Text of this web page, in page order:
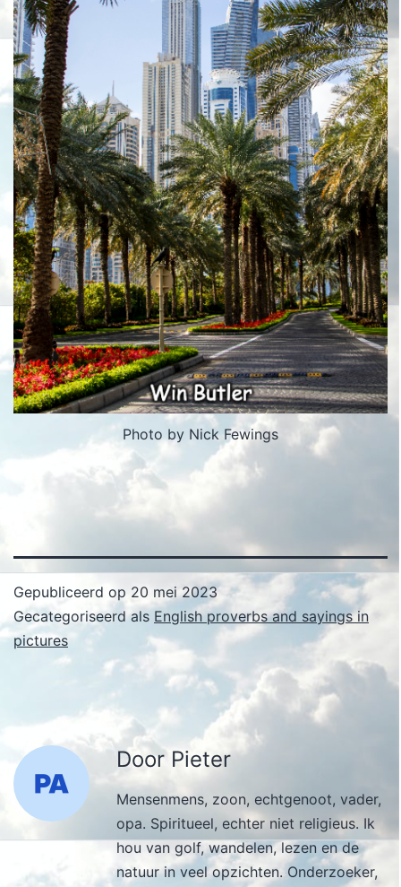
Photo by Nick Fewings
Gepubliceerd op 20 mei 2023
Gecategoriseerd als English proverbs and sayings in
pictures
Door Pieter
Mensenmens, zoon, echtgenoot, vader,
opa. Spiritueel, echter niet religieus. Ik
hou van golf, wandelen, lezen en de
natuur in veel opzichten. Onderzoeker,